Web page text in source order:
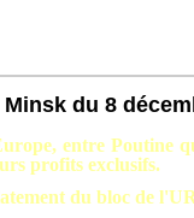
du 8
entre Poutine
profits exclusifs.
du bloc de